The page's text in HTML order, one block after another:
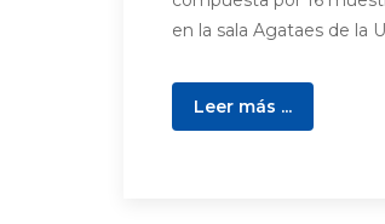
en la sala Agataes de la
Leer más ...